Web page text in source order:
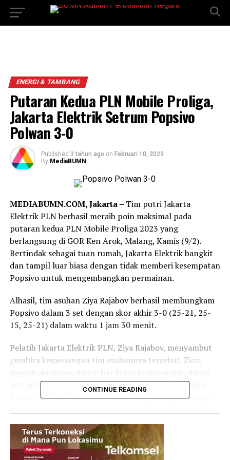
ENERGI & TAMBANG
Putaran Kedua PLN Mobile Proliga,
Jakarta Elektrik Setrum Popsivo
Polwan 3-0
Published 3 tahun ago on Februari 10, 2023
By MediaBUMN
MEDIABUMN.COM, Jakarta – Tim putri Jakarta
Elektrik PLN berhasil meraih poin maksimal pada
putaran kedua PLN Mobile Proliga 2023 yang
berlangsung di GOR Ken Arok, Malang, Kamis (9/2).
Bertindak sebagai tuan rumah, Jakarta Elektrik bangkit
dan tampil luar biasa dengan tidak memberi kesempatan
Popsivo untuk mengembangkan permainan.
Alhasil, tim asuhan Ziya Rajabov berhasil membungkam
Popsivo dalam 3 set dengan skor akhir 3-0 (25-21, 25-
15, 25-21) dalam waktu 1 jam 30 menit.
Pelatih Jakarta Elektrik PLN, Ziya Rajabov, menyambut
gembira kemenangan tim asuhannya tersebut. Zico,
pertandingan hari ini adalah keberadaan sosok Odina
Zayniddinovna dan Shinta Ainni yang dianggap sebagai
PLN. Shinta dan Odina baru bergabung sejak di
Palembang.
“Kekurangan kami adalah sebagian besar pemain PLN
CONTINUE READING